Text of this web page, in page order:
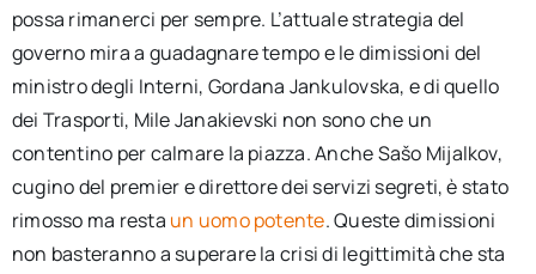
possa rimanerci per sempre. L’attuale strategia del
governo mira a guadagnare tempo e le dimissioni del
ministro degli Interni, Gordana Jankulovska, e di quello
dei Trasporti, Mile Janakievski non sono che un
contentino per calmare la piazza. Anche Sašo Mijalkov,
cugino del premier e direttore dei servizi segreti, è stato
rimosso ma resta un uomo potente. Queste dimissioni
non basteranno a superare la crisi di legittimità che sta